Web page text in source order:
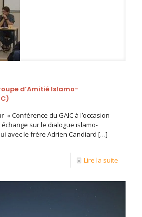
d’Amitié Islamo-
« Conférence du GAIC à l’occasion
sur le dialogue islamo-
avec le frère Adrien Candiard […]
Lire la suite